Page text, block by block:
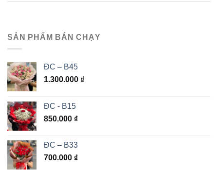
SẢN PHẨM BÁN CHẠY
ĐC – B45
1.300.000 ₫
ĐC - B15
850.000 ₫
ĐC – B33
700.000 ₫